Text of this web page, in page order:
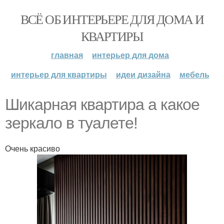
ВСЁ ОБ ИНТЕРЬЕРЕ ДЛЯ ДОМА И
КВАРТИРЫ
главная
интерьер для дома
интерьер для квартиры
идеи дизайна мебель
Шикарная квартира а какое
зеркало в туалете!
Очень красиво